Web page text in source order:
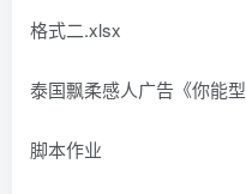
格式二.xlsx
泰国飘柔感人广告《你能
脚本作业